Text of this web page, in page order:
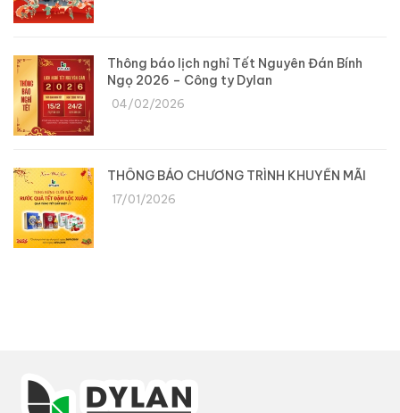
Thông báo lịch nghỉ Tết Nguyên Đán Bính
Ngọ 2026 – Công ty Dylan
04/02/2026
THÔNG BÁO CHƯƠNG TRÌNH KHUYẾN MÃI
17/01/2026